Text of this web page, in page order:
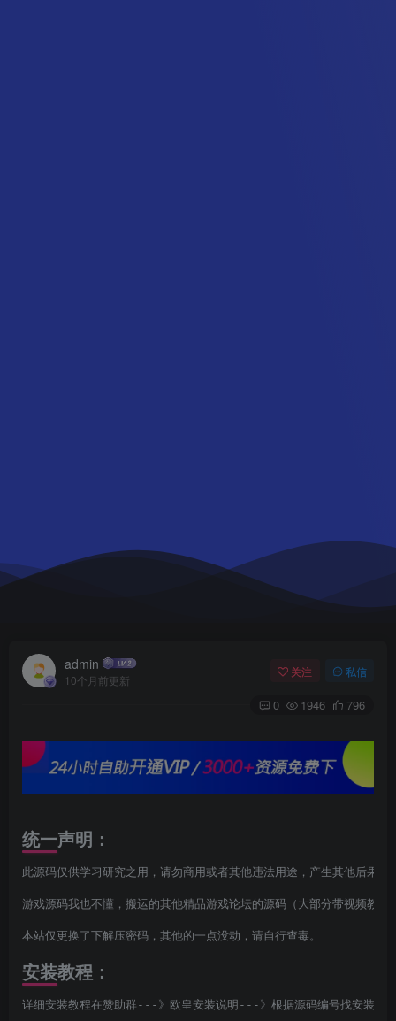
admin
10个月前更新
关注 私信
0 1946 796
统一声明：
此源码仅供学习研究之用，请勿商用或者其他违法用途，产生其他后果与
游戏源码我也不懂，搬运的其他精品游戏论坛的源码（大部分带视频教程
本站仅更换了下解压密码，其他的一点没动，请自行查毒。
安装教程：
详细安装教程在赞助群---》欧皇安装说明---》根据源码编号找安装说